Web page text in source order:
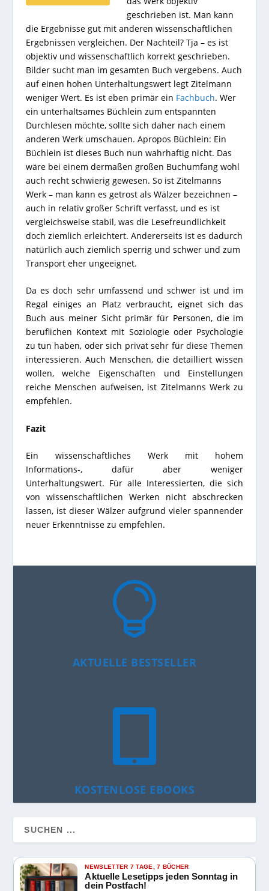
geschrieben ist. Man kann
die Ergebnisse gut mit anderen wissenschaftlichen
Ergebnissen vergleichen. Der Nachteil? Tja – es ist
objektiv und wissenschaftlich korrekt geschrieben.
Bilder sucht man im gesamten Buch vergebens. Auch
auf einen hohen Unterhaltungswert legt Zitelmann
weniger Wert. Es ist eben primär ein Fachbuch. Wer
ein unterhaltsames Büchlein zum entspannten
Durchlesen möchte, sollte sich daher nach einem
anderen Werk umschauen. Apropos Büchlein: Ein
Büchlein ist dieses Buch nun wahrhaftig nicht. Das
wäre bei einem dermaßen großen Buchumfang wohl
auch recht schwierig gewesen. So ist Zitelmanns
Werk – man kann es getrost als Wälzer bezeichnen –
auch in relativ großer Schrift verfasst, und es ist
vergleichsweise stabil, was die Lesefreundlichkeit
doch ziemlich erleichtert. Andererseits ist es dadurch
natürlich auch ziemlich sperrig und schwer und zum
Transport eher ungeeignet.
Da es doch sehr umfassend und schwer ist und im
Regal einiges an Platz verbraucht, eignet sich das
Buch aus meiner Sicht primär für Personen, die im
beruflichen Kontext mit Soziologie oder Psychologie
zu tun haben, oder sich privat sehr für diese Themen
interessieren. Auch Menschen, die detailliert wissen
wollen, welche Eigenschaften und Einstellungen
reiche Menschen aufweisen, ist Zitelmanns Werk zu
empfehlen.
Fazit
Ein wissenschaftliches Werk mit hohem
Informations-, dafür aber weniger
Unterhaltungswert. Für alle Interessierten, die sich
von wissenschaftlichen Werken nicht abschrecken
lassen, ist dieser Wälzer aufgrund vieler spannender
neuer Erkenntnisse zu empfehlen.

AKTUELLE BESTSELLER
KOSTENLOSE EBOOKS
NEWSLETTER 7 TAGE, 7 BÜCHER
Aktuelle Lesetipps jeden Sonntag in
dein Postfach!